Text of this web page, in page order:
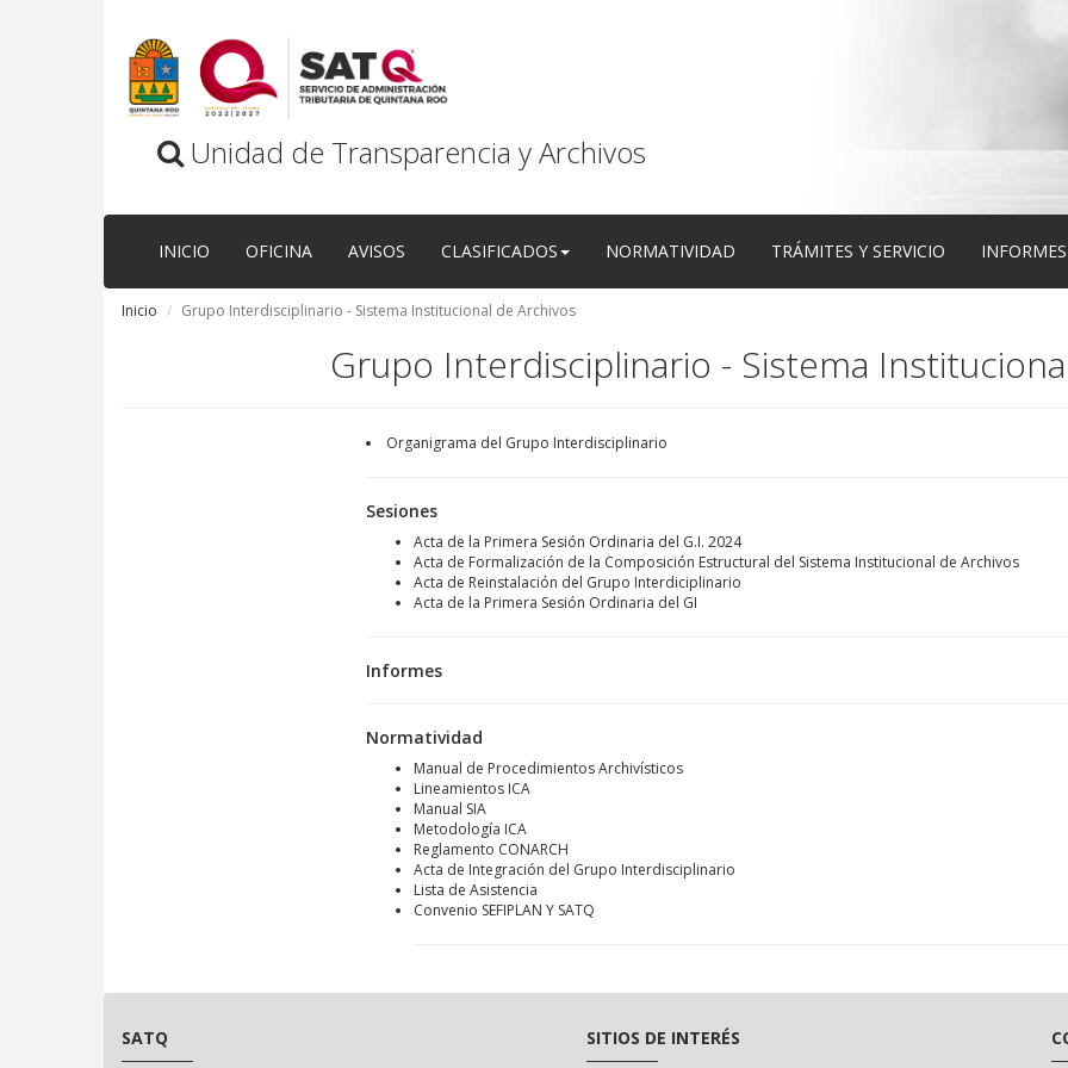
Unidad de Transparencia y Archivos
INICIO OFICINA AVISOS CLASIFICADOS NORMATIVIDAD TRÁMITES Y SERVICIO
Inicio Grupo Interdisciplinario - Sistema Institucional de Archivos
Grupo Interdisciplinario - Sistema
Organigrama del Grupo Interdisciplinario
Sesiones
Acta de la Primera Sesión Ordinaria del G.I. 2024
Acta de Formalización de la Composición Estructural del Sistema Institucional de Archivos
Acta de Reinstalación del Grupo Interdiciplinario
Acta de la Primera Sesión Ordinaria del GI
Informes
Normatividad
Manual de Procedimientos Archivísticos
Lineamientos ICA
Manual SIA
Metodología ICA
Reglamento CONARCH
Acta de Integración del Grupo Interdisciplinario
Lista de Asistencia
Convenio SEFIPLAN Y SATQ
SATQ SITIOS DE INTERÉS